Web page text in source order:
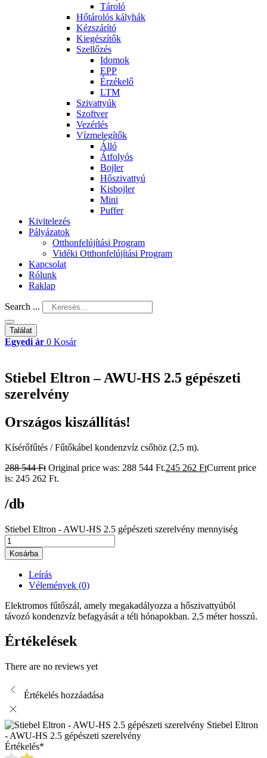
Tároló
Hőtárolós kályhák
Kézszárító
Kiegészítők
Szellőzés
Idomok
EPP
Érzékelő
LTM
Szivattyúk
Szoftver
Vezérlés
Vízmelegítők
Álló
Átfolyós
Bojler
Hőszivattyú
Kisbojler
Mini
Puffer
Kivitelezés
Pályázatok
Otthonfelújítási Program
Vidéki Otthonfelújítási Program
Kapcsolat
Rólunk
Raklap
Search ...
Találat
Egyedi ár 0 Kosár
Stiebel Eltron – AWU-HS 2.5 gépészeti
szerelvény
Országos kiszállítás!
Kísérőfűtés / Fűtőkábel kondenzvíz csőhöz (2,5 m).
288 544Ft Original price was: 288 544 Ft.245 262 FtCurrent price
is: 245 262 Ft.
/db
Stiebel Eltron - AWU-HS 2.5 gépészeti szerelvény mennyiség
Kosárba
Leírás
Vélemények (0)
Elektromos fűtőszál, amely megakadályozza a hőszivattyúból
távozó kondenzvíz befagyását a téli hónapokban. 2,5 méter hosszú.
Értékelések
There are no reviews yet
Értékelés hozzáadása
Stiebel Eltron
- AWU-HS 2.5 gépészeti szerelvény
Értékelés*